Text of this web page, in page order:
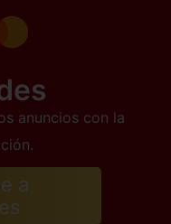
anuncios con la
a